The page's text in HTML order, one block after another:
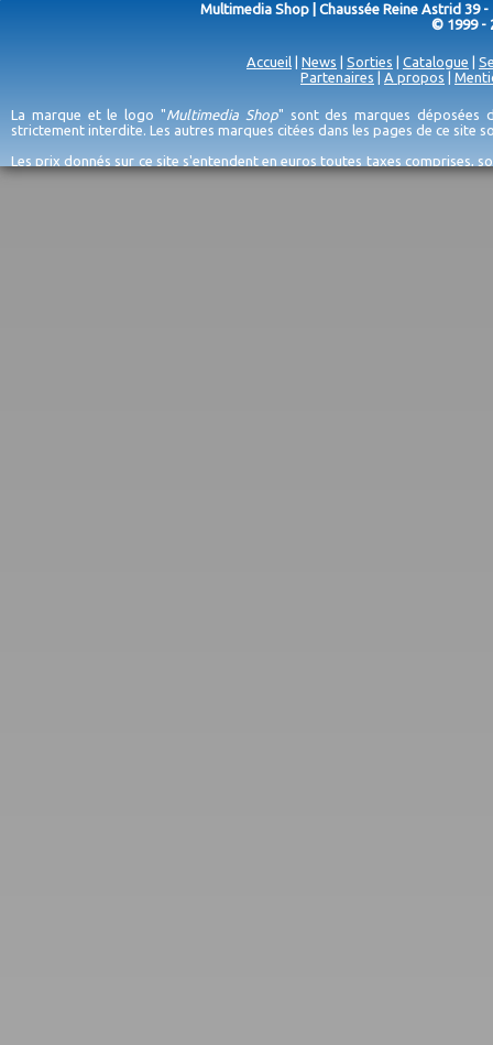
Multimedia Shop | Chaussée Reine Astrid 39 -
© 1999 -
Accueil News Sorties Catalogue
Partenaires
A propos
La marque et le logo "Multimedia Shop" sont des marques déposées
strictement interdite. Les autres marques citées dans les pages de ce site
Les prix donnés sur ce site s'entendent en euros toutes taxes comprises,
erreurs d'encodage, et sauf épuisement du stock et/ou impossibilité de